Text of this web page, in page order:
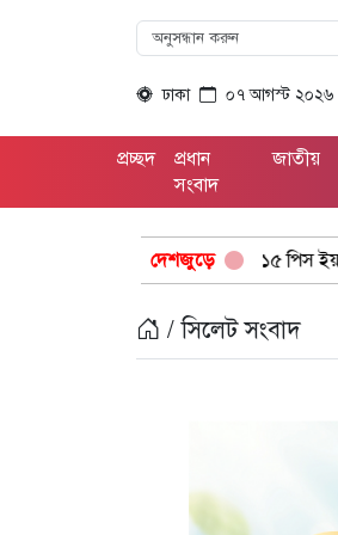
ঢাকা ০৭ আগস্ট ২০২৬
প্রচ্ছদ
প্রধান
সংবাদ
জাতীয়
দেশজুড়ে
অভিযানে: ১৫ পিস ইয়াবাসহ যুবক গ্রেপ্তার
/ সিলেট সংবাদ